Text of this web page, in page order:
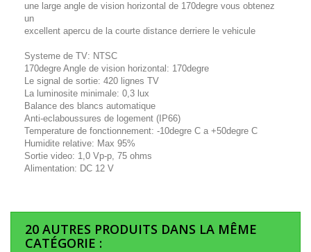
une large angle de vision horizontal de 170degre vous obtenez
un
excellent apercu de la courte distance derriere le vehicule
Systeme de TV: NTSC
170degre Angle de vision horizontal: 170degre
Le signal de sortie: 420 lignes TV
La luminosite minimale: 0,3 lux
Balance des blancs automatique
Anti-eclaboussures de logement (IP66)
Temperature de fonctionnement: -10degre C a +50degre C
Humidite relative: Max 95%
Sortie video: 1,0 Vp-p, 75 ohms
Alimentation: DC 12 V
20 AUTRES PRODUITS DANS LA MÊME
CATÉGORIE :